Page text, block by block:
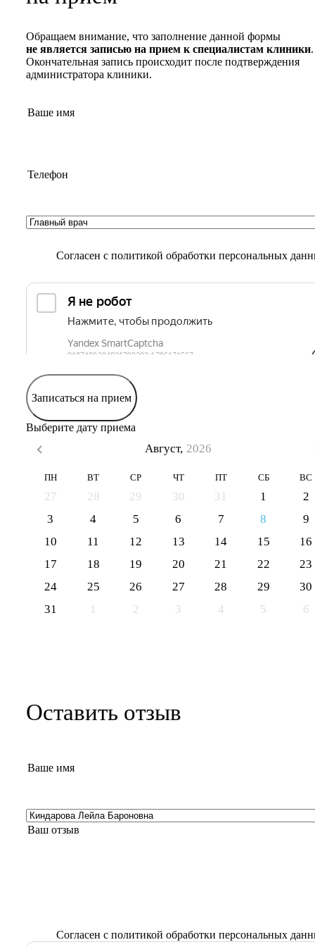
Обращаем внимание, что заполнение данной формы
не является записью на прием к специалистам клиники.
Окончательная запись происходит после подтверждения
администратора клиники.
Согласен с политикой обработки персональных
Записаться на прием
Выберите дату приема
Август, 2026
ПН ВТ СР ЧТ ПТ СБ ВС
27 28 29 30 31 1
2
3
4 5 6 7 8
9
10
11 12 13 14 15
16
17
18 19 20 21 22
23
24
25 26 27 28 29
30
31
1 2 3 4 5 6
Оставить отзыв
Согласен с политикой обработки персональных